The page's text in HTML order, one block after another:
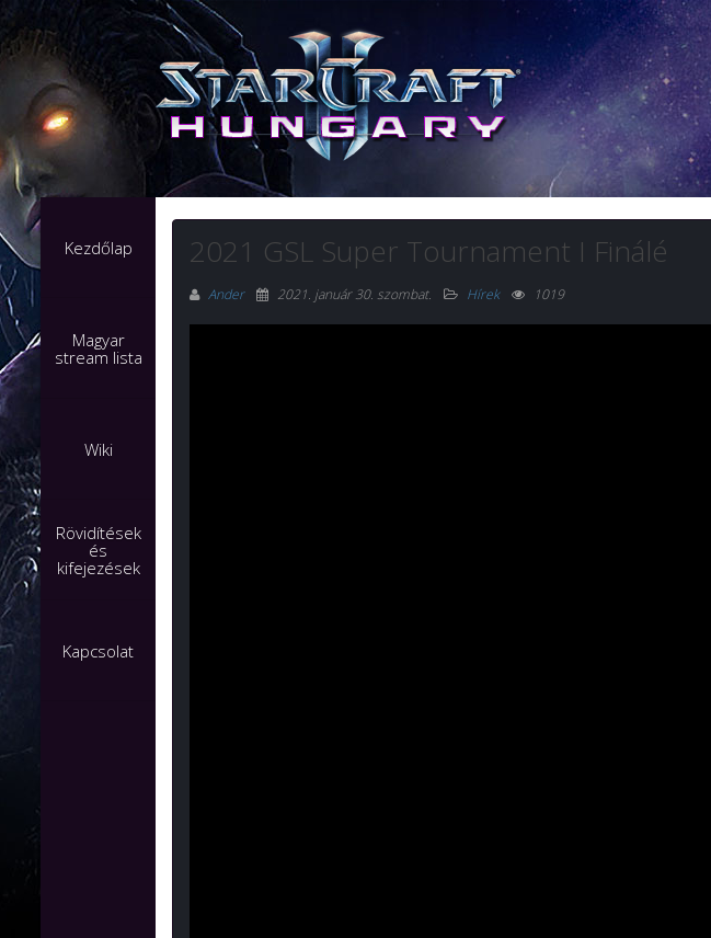
Kezdőlap
Magyar
stream lista
Wiki
Rövidítések
és
kifejezések
Kapcsolat
2021 GSL Super Tournament I Finálé
Ander 2021. január 30. szombat. Hírek 1019